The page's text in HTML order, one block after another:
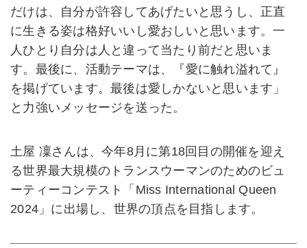
だけは、自分が許容してあげたいと思うし、正直
に生きる姿は格好いいし愛おしいと思います。一
人ひとり自分は人と違って当たり前だと思いま
す。最後に、活動テーマは、『愛に触れ溢れて』
を掲げています。最後は愛しかないと思います」
と力強いメッセージを送った。
土屋 凜さんは、今年8月に第18回目の開催を迎え
る世界最大規模のトランスウーマンのためのビュ
ーティーコンテスト「Miss International Queen
2024」に出場し、世界の頂点を目指します。